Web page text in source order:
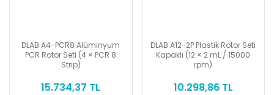
DLAB A4-PCR8 Alüminyum
PCR Rotor Seti (4 × PCR 8
Strip)
15.734,37 TL
DLAB A12-2P Plastik Rotor Seti
Kapaklı (12 × 2 mL / 15000
rpm)
10.298,86 TL